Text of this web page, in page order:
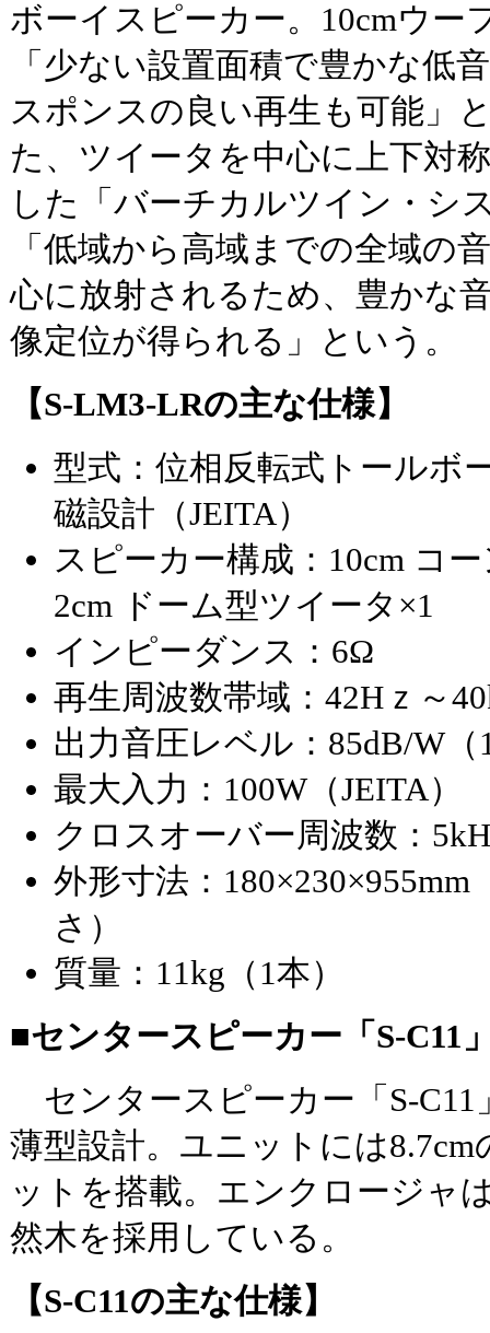
ボーイスピーカー。10cmウー
「少ない設置面積で豊かな低
スポンスの良い再生も可能」
た、ツイータを中心に上下対
した「バーチカルツイン・シ
「低域から高域までの全域の
心に放射されるため、豊かな
像定位が得られる」という。
【S-LM3-LRの主な仕様】
型式：位相反転式トールボ
磁設計（JEITA）
スピーカー構成：10cm コ
2cm ドーム型ツイータ×1
インピーダンス：6Ω
再生周波数帯域：42Hｚ～
出力音圧レベル：85dB/W（
最大入力：100W（JEITA）
クロスオーバー周波数：
外形寸法：180×230×955mm
さ）
質量：11kg（1本）
■センタースピーカー「S-C11
センタースピーカー「S-C11
薄型設計。ユニットには
ットを搭載。エンクロージャ
然木を採用している。
【S-C11の主な仕様】